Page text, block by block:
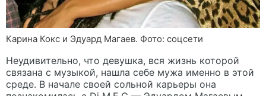
Карина Кокс и Эдуард Магаев. Фото: соцсети
Неудивительно, что девушка, вся жизнь которой
связана с музыкой, нашла себе мужа именно в этой
среде. В начале своей сольной карьеры она